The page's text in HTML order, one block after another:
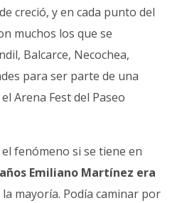
creció, y en cada punto del
muchos los que se
Balcarce, Necochea,
para ser parte de una
Arena Fest del Paseo
fenómeno si se tiene en
Emiliano Martínez era
mayoría. Podía caminar por